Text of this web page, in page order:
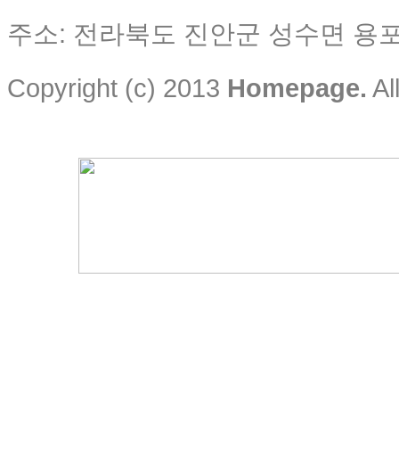
주소: 전라북도 진안군 성수면 용
Copyright (c) 2013 Homepage.